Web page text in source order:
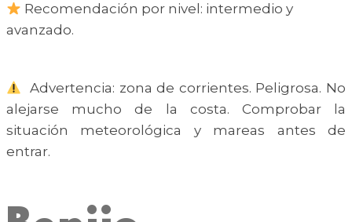
Recomendación por nivel: intermedio y
avanzado.
Advertencia: zona de corrientes. Peligrosa. No
alejarse mucho de la costa. Comprobar la
situación meteorológica y mareas antes de
entrar.